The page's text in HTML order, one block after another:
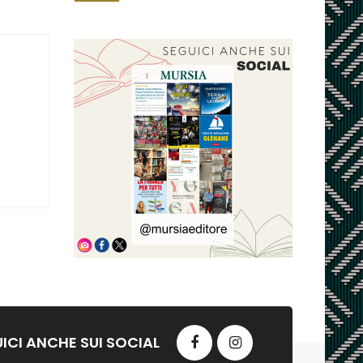
ANCHE SUI SOCIAL